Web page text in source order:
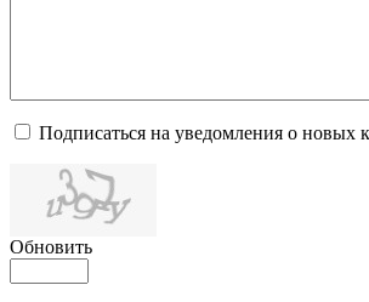
Подписаться на уведомления о новых
Обновить